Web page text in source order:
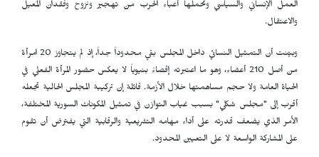
العمل الإنساني والسياسي وتحملها أعباء الحرب من تهجير ونزوح وفقدان المعيل
والاعتقال.
وبيّنت أن التمثيل النسائي داخل المجلس بقي محدوداً جداً، إذ لم يتجاوز 20 امرأة
من أصل 210 أعضاء، وهو ما اعتبرته إقصاءً بنيوياً لا يعكس حضور المرأة الفعلي في
الحياة العامة ولا حجم مساهمتها خلال الأزمة. قائلة إن تركيبة المجلس الحالية تجعله
أقرب إلى "مجلس شكلي" بسبب غياب التوازن في تمثيل المكونات السورية المختلفة،
الأمر الذي يضعف قدرته على أداء مهامه التشريعية والرقابية التي يفترض أن تقوم
على المشاركة الواسعة لا على التعيين المحدود.